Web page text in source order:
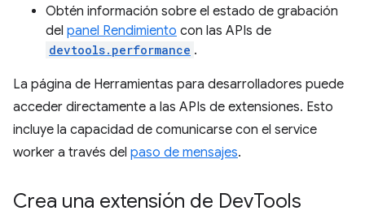
Obtén información sobre el estado de grabación
del panel Rendimiento con las APIs de
devtools.performance .
La página de Herramientas para desarrolladores puede
acceder directamente a las APIs de extensiones. Esto
incluye la capacidad de comunicarse con el service
worker a través del paso de mensajes.
Crea una extensión de DevTools